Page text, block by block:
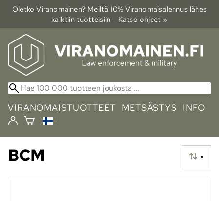
Oletko Viranomainen? Meiltä 10% Viranomais­alennus lähes
kaikkiin tuotteisiin - Katso ohjeet »
VIRANOMAISTUOTTEET METSÄSTYS INFO
▼
BCM